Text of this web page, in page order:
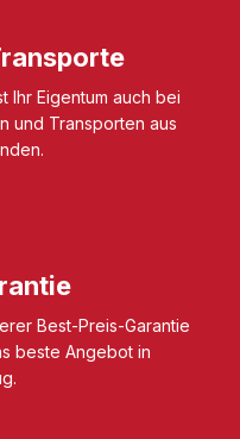
Ihr Eigentum auch bei
und Transporten aus
Best-Preis-Garantie
beste Angebot in